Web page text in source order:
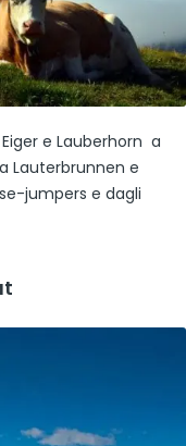
e Lauberhorn a
Lauterbrunnen e
jumpers e dagli